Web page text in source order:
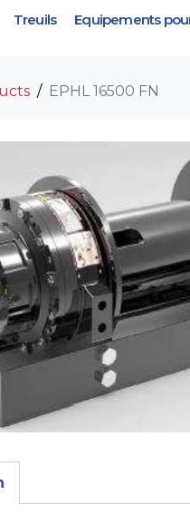
Treuils Equipements
FN
EPHL 16500 FN